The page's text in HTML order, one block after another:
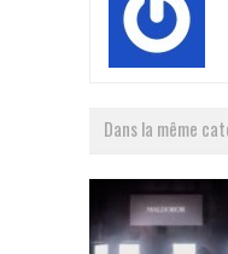
Dans la même